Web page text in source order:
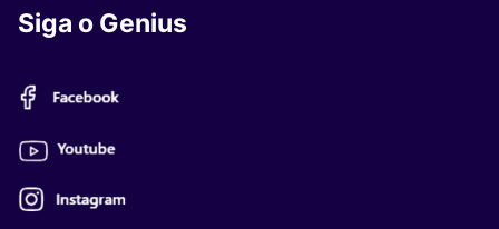
Siga o Genius